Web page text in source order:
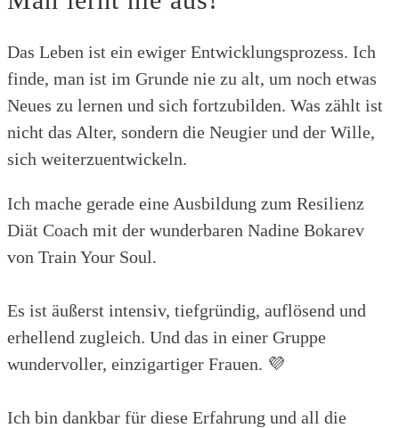
Das Leben ist ein ewiger Entwicklungsprozess. Ich
finde, man ist im Grunde nie zu alt, um noch etwas
Neues zu lernen und sich fortzubilden. Was zählt ist
nicht das Alter, sondern die Neugier und der Wille,
sich weiterzuentwickeln.
Ich mache gerade eine Ausbildung zum Resilienz
Diät Coach mit der wunderbaren Nadine Bokarev
von Train Your Soul.
Es ist äußerst intensiv, tiefgründig, auflösend und
erhellend zugleich. Und das in einer Gruppe
wundervoller, einzigartiger Frauen. 💜
Ich bin dankbar für diese Erfahrung und all die